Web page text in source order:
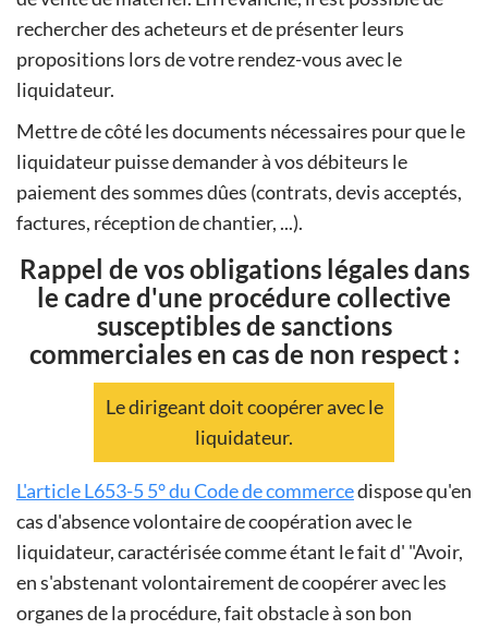
rechercher des acheteurs et de présenter leurs
propositions lors de votre rendez-vous avec le
liquidateur.
Mettre de côté les documents nécessaires pour que le
liquidateur puisse demander à vos débiteurs le
paiement des sommes dûes (contrats, devis acceptés,
factures, réception de chantier, ...).
Rappel de vos obligations légales dans
le cadre d'une procédure collective
susceptibles de sanctions
commerciales en cas de non respect :
Le dirigeant doit coopérer avec le
liquidateur.
L'article L653-5 5° du Code de commercedispose qu'en
cas d'absence volontaire de coopération avec le
liquidateur, caractérisée comme étant le fait d' "Avoir,
en s'abstenant volontairement de coopérer avec les
organes de la procédure, fait obstacle à son bon